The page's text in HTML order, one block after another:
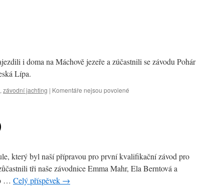
i doma na Máchově jezeře a zúčastnili se závodu Pohár
Lípa.
, závodní jachting | Komentáře nejsou povolené
který byl naší přípravou pro první kvalifikační závod pro
tři naše závodnice Emma Mahr, Ela Berntová a
… Celý příspěvek →